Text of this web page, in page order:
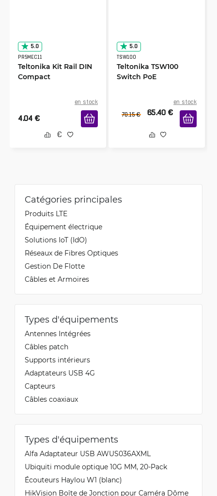
5.0
PR5MEC11
Teltonika Kit Rail DIN
Compact
en stock
4.04 €
5.0
TSW100
Teltonika TSW100
Switch PoE
en stock
70.15 € 65.40 €
Catégories principales
Produits LTE
Équipement électrique
Solutions IoT (IdO)
Réseaux de Fibres Optiques
Gestion De Flotte
Câbles et Armoires
Types d'équipements
Antennes Intégrées
Câbles patch
Supports intérieurs
Adaptateurs USB 4G
Capteurs
Câbles coaxiaux
Types d'équipements
Alfa Adaptateur USB AWUS036AXML
Ubiquiti module optique 10G MM, 20-Pack
Écouteurs Haylou W1 (blanc)
HikVision Boîte de Jonction pour Caméra Dôme